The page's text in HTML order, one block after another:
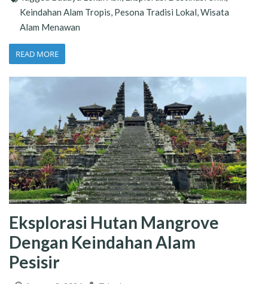
Keindahan Alam Tropis, Pesona Tradisi Lokal,Wisata
Alam Menawan
READ MORE
Eksplorasi Hutan Mangrove
Dengan Keindahan Alam
Pesisir